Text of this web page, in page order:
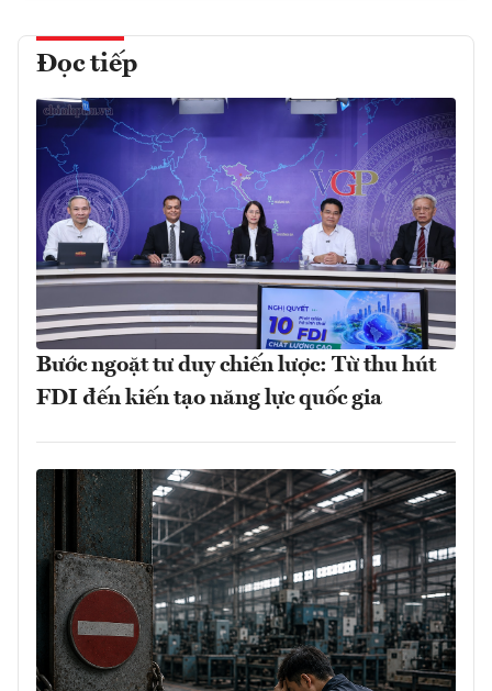
Đọc tiếp
Bước ngoặt tư duy chiến lược: Từ thu hút
FDI đến kiến tạo năng lực quốc gia